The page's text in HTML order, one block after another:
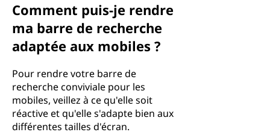
Comment puis-je rendre
ma barre de recherche
adaptée aux mobiles ?
Pour rendre votre barre de
recherche conviviale pour les
mobiles, veillez à ce qu'elle soit
réactive et qu'elle s'adapte bien aux
différentes tailles d'écran.